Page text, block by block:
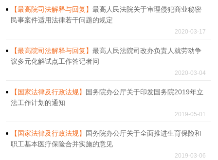
【最高院司法解释与回复】 最高人民法院关于审理侵犯商业秘密
民事案件适用法律若干问题的规定
2020-03-17
【最高院司法解释与回复】 最高人民法院司改办负责人就劳动争
议多元化解试点工作答记者问
2020-03-04
【国家法律及行政法规】
国务院办公厅关于印发国务院2019年立
法工作计划的通知
2019-05-01
【国家法律及行政法规】
国务院办公厅关于全面推进生育保险和
职工基本医疗保险合并实施的意见
2019-03-06